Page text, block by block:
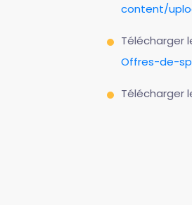
content/
Télécharger
Offres-de-
Télécharger